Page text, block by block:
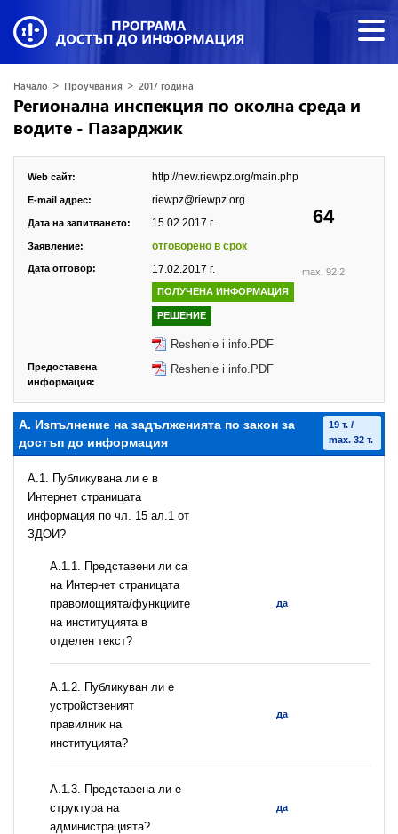
Начало > Проучвания > 2017 година
Регионална инспекция по околна среда и
водите - Пазарджик
64
max. 92.2
Web сайт: http://new.riewpz.org/main.php
E-mail адрес: riewpz@riewpz.org
Дата на запитването: 15.02.2017 г.
Заявление: отговорено в срок
Дата отговор: 17.02.2017 г.
ПОЛУЧЕНА ИНФОРМАЦИЯ
РЕШЕНИЕ
Reshenie i info.PDF
Предоставена
информация:
Reshenie i info.PDF
А. Изпълнение на задълженията по закон за
достъп до информация
19 т. /
max. 32 т.
A.1. Публикувана ли е в
Интернет страницата
информация по чл. 15 ал.1 от
ЗДОИ?
А.1.1. Представени ли са
на Интернет страницата
правомощията/функциите
на институцията в
отделен текст?
да
А.1.2. Публикуван ли е
устройственият
правилник на
институцията?
да
A.1.3. Представена ли е
структура на
администрацията?
да